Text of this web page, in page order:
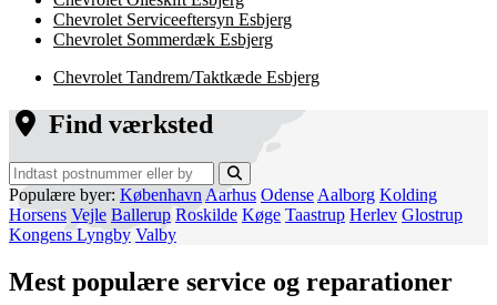
Chevrolet Serviceeftersyn Esbjerg
Chevrolet Sommerdæk Esbjerg
Chevrolet Tandrem/Taktkæde Esbjerg
Find værksted
Populære byer: København Aarhus Odense Aalborg Kolding
Horsens Vejle Ballerup Roskilde Køge Taastrup Herlev Glostrup
Kongens Lyngby Valby
Mest populære service og reparationer